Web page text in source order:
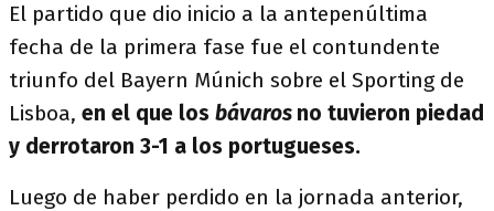
El partido que dio inicio a la antepenúltima
fecha de la primera fase fue el contundente
triunfo del Bayern Múnich sobre el Sporting de
Lisboa, en el que los bávaros no tuvieron piedad
y derrotaron 3-1 a los portugueses.
Luego de haber perdido en la jornada anterior,